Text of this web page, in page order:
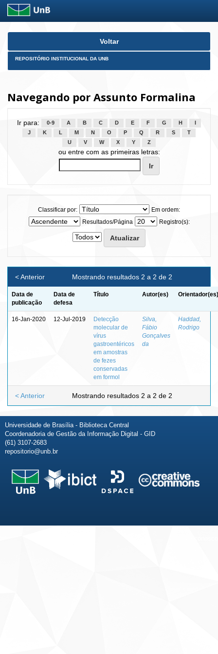
Skip
Voltar
REPOSITÓRIO INSTITUCIONAL DA UNB
Navegando por Assunto Formalina
Ir para: 0-9 A B C D E F G H
J
K L M N O P Q R S
T
U
V W X Y Z
ou entre com as primeiras letras:
Classificar por:
Em ordem:
Resultados/Página
Registro(s):
Mostrando resultados 2 a 2 de 2
< Anterior
Data de
publicação
Data de
defesa
Título Autor(es) Orientador(es)
16-Jan-2020 12-Jul-2019
Detecção
molecular de
vírus
gastroentéricos
em amostras
de fezes
conservadas
em formol
Silva,
Fábio
Gonçalves
da
Haddad,
Rodrigo
Mostrando resultados 2 a 2 de 2
< Anterior
Universidade de Brasília - Biblioteca Central
Coordenadoria de Gestão da Informação Digital - GID
(61) 3107-2683
repositorio@unb.br